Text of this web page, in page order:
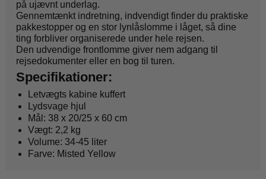
på ujævnt underlag.
Gennemtænkt indretning, indvendigt finder du praktiske
pakkestopper og en stor lynlåslomme i låget, så dine
ting forbliver organiserede under hele rejsen.
Den udvendige frontlomme giver nem adgang til
rejsedokumenter eller en bog til turen.
Specifikationer:
Letvægts kabine kuffert
Lydsvage hjul
Mål: 38 x 20/25 x 60 cm
Vægt: 2,2 kg
Volume: 34-45 liter
Farve: Misted Yellow